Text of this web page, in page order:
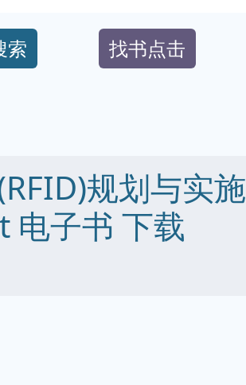
索 找书点击
规划与实施
子书 下载